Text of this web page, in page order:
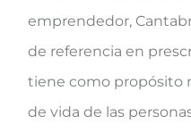
emprendedor,
de referencia en
tiene como propósito
de vida de las